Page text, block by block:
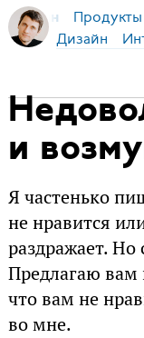
Бирман Продукты
Дизайн
и
Я частенько
не нравится
раздражает.
Предлагаю вам
что вам не
во мне.